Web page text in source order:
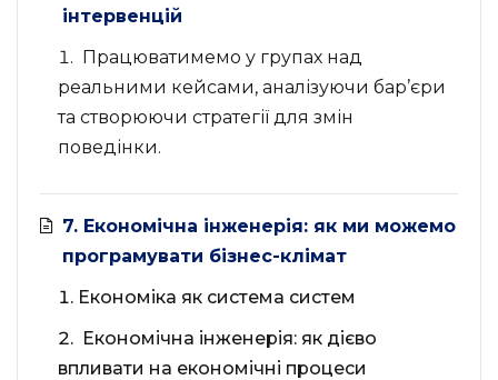
інтервенцій
Працюватимемо у групах над
реальними кейсами, аналізуючи бар’єри
та створюючи стратегії для змін
поведінки.
7. Економічна інженерія: як ми можемо
програмувати бізнес-клімат
⁠Економіка як система систем
⁠Економічна інженерія: як дієво
впливати на економічні процеси